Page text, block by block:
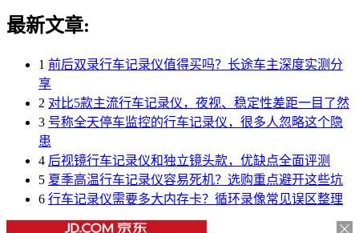
最新文章:
1 前后双录行车记录仪值得买吗？长途车主深度实测分
享
2 对比5款主流行车记录仪，夜视、稳定性差距一目了然
3 号称全天停车监控的行车记录仪，很多人忽略这个隐
患
4 后视镜行车记录仪和独立镜头款，优缺点全面评测
5 夏季高温行车记录仪容易死机？选购重点避开这些坑
6 行车记录仪需要多大内存卡？循环录像常见误区整理